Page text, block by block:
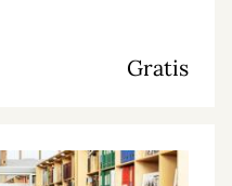
Gratis